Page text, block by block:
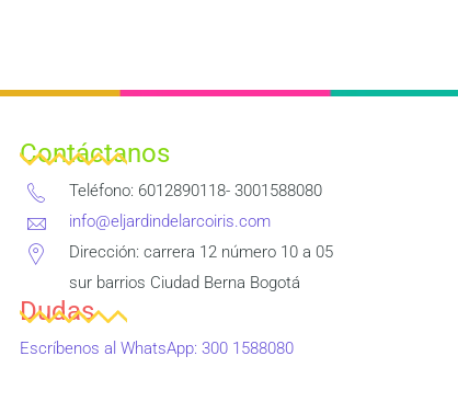
Contáctanos
Teléfono: 6012890118- 3001588080
info@eljardindelarcoiris.com
Dirección: carrera 12 número 10 a 05
sur barrios Ciudad Berna Bogotá
Dudas
Escríbenos al WhatsApp: 300 1588080